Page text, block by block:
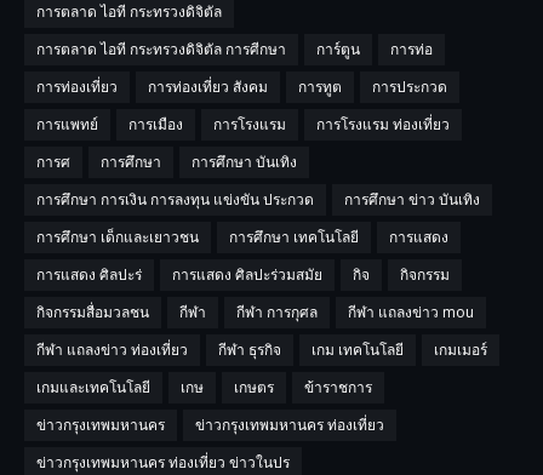
การตลาด ไอที กระทรวงดิจิตัล
การตลาด ไอที กระทรวงดิจิตัล การศีกษา
การ์ตูน
การท่อ
การท่องเที่ยว
การท่องเที่ยว สังคม การทูต
การประกวด
การแพทย์
การเมือง การโรงแรม
การโรงแรม ท่องเที่ยว
การศ
การศึกษา
การศึกษา บันเทิง
การศึกษา การเงิน การลงทุน แข่งขัน ประกวด
การศึกษา ข่าว บันเทิง
การศึกษา เด็กและเยาวชน
การศึกษา เทคโนโลยี
การแสดง
การแสดง ศิลปะร่
การแสดง ศิลปะร่วมสมัย กิจ
กิจกรรม
กิจกรรมสื่อมวลชน
กีฬา กีฬา การกุศล
กีฬา แถลงข่าว mou
กีฬา แถลงข่าว ท่องเที่ยว
กีฬา ธุรกิจ เกม เทคโนโลยี
เกมเมอร์
เกมและเทคโนโลยี
เกษ เกษตร
ข้าราชการ
ข่าวกรุงเทพมหานคร
ข่าวกรุงเทพมหานคร ท่องเที่ยว
ข่าวกรุงเทพมหานคร ท่องเที่ยว ข่าวในปร